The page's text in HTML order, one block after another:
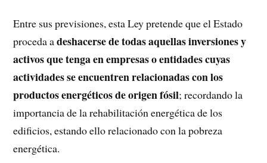
Entre sus previsiones, esta Ley pretende que el Estado
proceda adeshacerse de todas aquellas inversiones y
activos que tenga en empresas o entidades cuyas
actividades se encuentren relacionadas con los
productos energéticos de origen fósil; recordando la
importancia de la rehabilitación energética de los
edificios, estando ello relacionado con la pobreza
energética.